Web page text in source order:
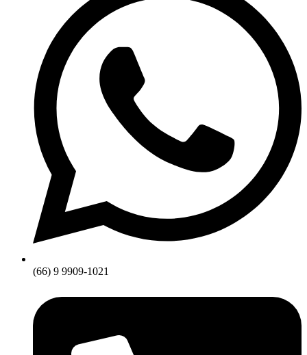
(66) 9 9909-1021